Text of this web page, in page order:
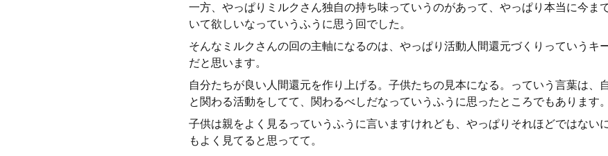
一方、やっぱりミルクさん独自の持ち味っていうのがあって、やっぱり本当に今ま
いて欲しいなっていうふうに思う回でした。
そんなミルクさんの回の主軸になるのは、やっぱり活動人間還元づくりっていうキ
だと思います。
自分たちが良い人間還元を作り上げる。子供たちの見本になる。っていう言葉は、
と関わる活動をしてて、関わるべしだなっていうふうに思ったところでもあります。
子供は親をよく見るっていうふうに言いますけれども、やっぱりそれほどではない
もよく見てると思ってて。